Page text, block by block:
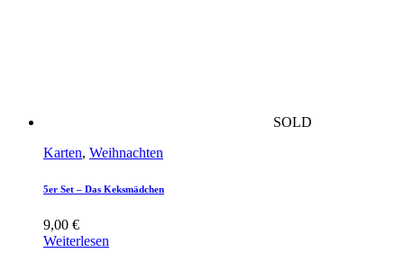
SOLD
Karten, Weihnachten
5er Set – Das Keksmädchen
9,00 €
Weiterlesen